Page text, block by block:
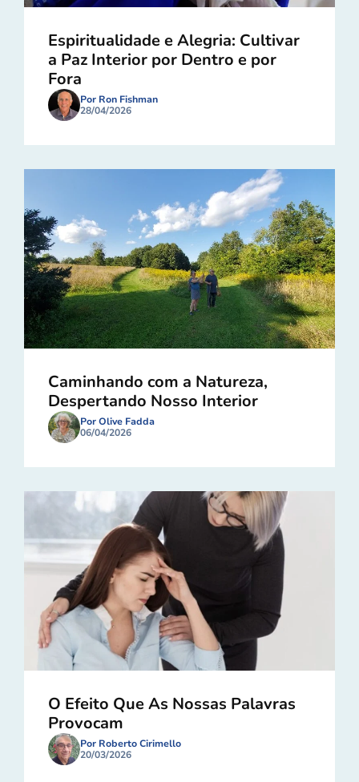
Espiritualidade e Alegria: Cultivar
a Paz Interior por Dentro e por
Fora
Por Ron Fishman
28/04/2026
Caminhando com a Natureza,
Despertando Nosso Interior
Por Olive Fadda
06/04/2026
O Efeito Que As Nossas Palavras
Provocam
Por Roberto Cirimello
20/03/2026